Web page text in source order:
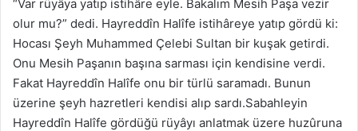
“Var rüyâya yatıp istihâre eyle. Bakalım Mesih Paşa vezir
olur mu?” dedi. Hayreddîn Halîfe istihâreye yatıp gördü ki:
Hocası Şeyh Muhammed Çelebi Sultan bir kuşak getirdi.
Onu Mesih Paşanın başına sarması için kendisine verdi.
Fakat Hayreddîn Halîfe onu bir türlü saramadı. Bunun
üzerine şeyh hazretleri kendisi alıp sardı.Sabahleyin
Hayreddîn Halîfe gördüğü rüyâyı anlatmak üzere huzûruna